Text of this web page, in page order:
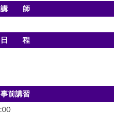
講 師
日 程
事前講習